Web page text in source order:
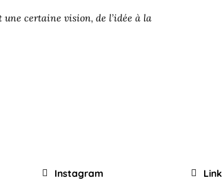
une certaine vision, de l’idée à la
Instagram